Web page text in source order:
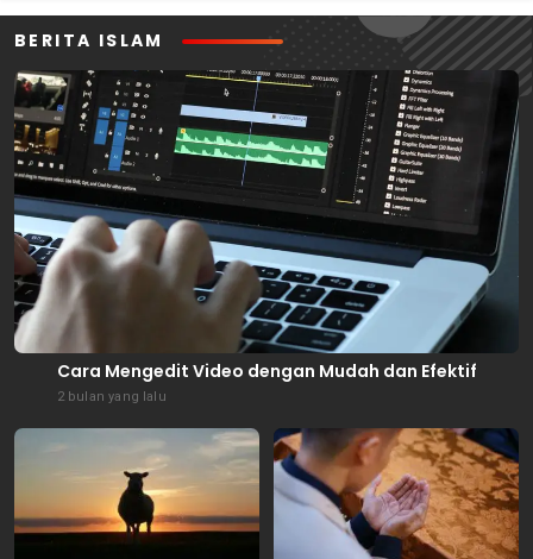
BERITA ISLAM
Cara Mengedit Video dengan Mudah dan Efektif
2 bulan yang lalu